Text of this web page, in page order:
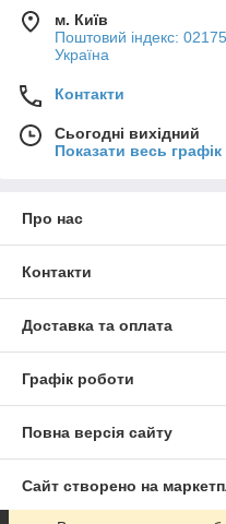
м. Київ
Поштовий індекс:
Україна
Контакти
Сьогодні вихідний
Показати весь
Про нас
Контакти
Доставка та оплата
Графік роботи
Повна версія сайту
Сайт створено на